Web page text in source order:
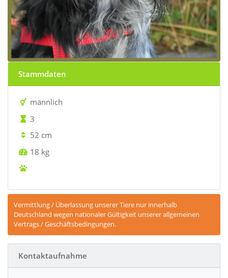
Stammdaten
männlich
3
52 cm
18 kg
Vermittlung / Überlassung unserer Tiere nur innerhalb
Deutschland wegen nationaler Gültigkeit unserer allgemeinen
Vertrags / Geschäftsbedingungen.
Kontaktaufnahme